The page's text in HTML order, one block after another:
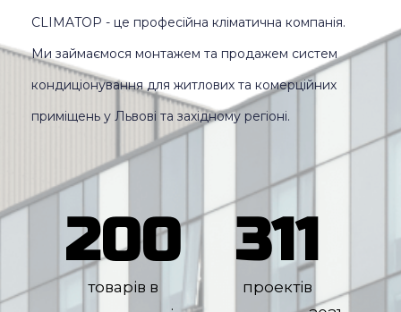
CLIMATOP - це професійна кліматична компанія.
Ми займаємося монтажем та продажем систем
кондиціонування для житлових та комерційних
приміщень у Львові та західному регіоні.
200
товарів в
311
проектів